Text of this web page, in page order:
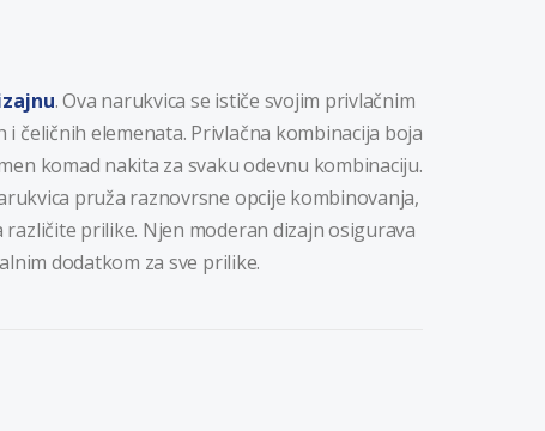
. Ova narukvica se ističe svojim privlačnim
čeličnih elemenata. Privlačna kombinacija boja
komad nakita za svaku odevnu kombinaciju.
pruža raznovrsne opcije kombinovanja,
prilike. Njen moderan dizajn osigurava
dodatkom za sve prilike.